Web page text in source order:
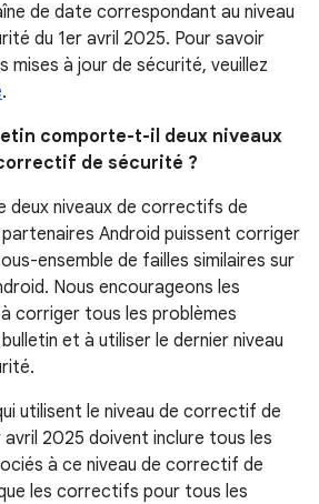
de date correspondant au niveau
du 1er avril 2025. Pour savoir
mises à jour de sécurité, veuillez
.
comporte-t-il deux niveaux
de sécurité ?
deux niveaux de correctifs de
Android puissent corriger
ensemble de failles similaires sur
Nous encourageons les
corriger tous les problèmes
et à utiliser le dernier niveau
utilisent le niveau de correctif de
avril 2025 doivent inclure tous les
à ce niveau de correctif de
les correctifs pour tous les